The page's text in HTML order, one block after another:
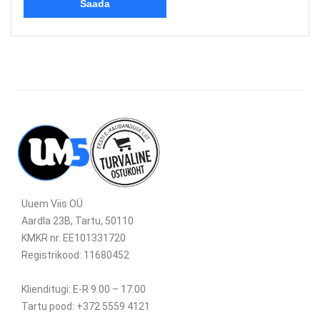
Uuem Viis OÜ
Aardla 23B, Tartu, 50110
KMKR nr. EE101331720
Registrikood: 11680452
Klienditugi: E-R 9.00 – 17.00
Tartu pood: +372 5559 4121